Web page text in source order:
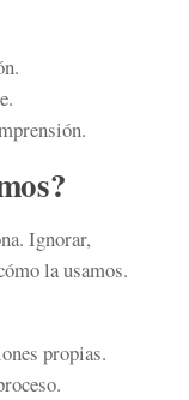
Ignorar,
la usamos.
propias.